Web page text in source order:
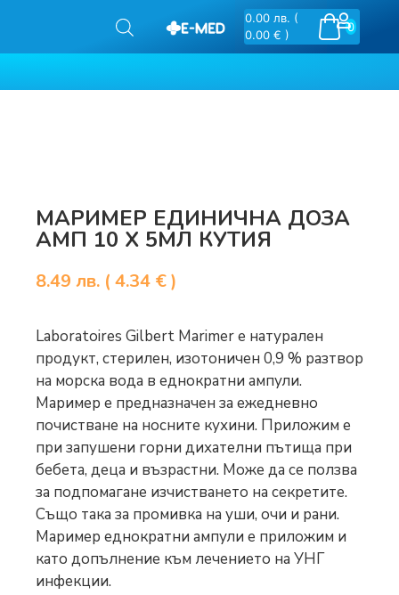
0
0.00 лв. (
0.00 € )
МАРИМЕР ЕДИНИЧНА ДОЗА
АМП 10 X 5МЛ КУТИЯ
8.49 лв. ( 4.34 € )
Laboratoires Gilbert Marimer е натурален
продукт, стерилен, изотоничен 0,9 % разтвор
на морска вода в еднократни ампули.
Маример е предназначен за ежедневно
почистване на носните кухини. Приложим е
при запушени горни дихателни пътища при
бебета, деца и възрастни. Може да се ползва
за подпомагане изчистването на секретите.
Също така за промивка на уши, очи и рани.
Маример еднократни ампули е приложим и
като допълнение към лечението на УНГ
инфекции.